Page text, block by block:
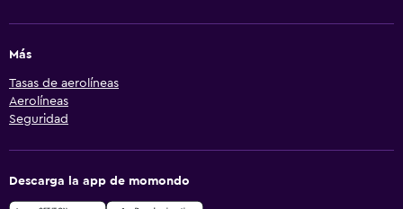
Más
Tasas de aerolíneas
Aerolíneas
Seguridad
Descarga la app de momondo